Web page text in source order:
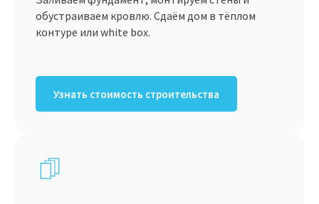
обустраиваем кровлю. Сдаём дом в тёплом
контуре или white box.
Узнать стоимость строительства